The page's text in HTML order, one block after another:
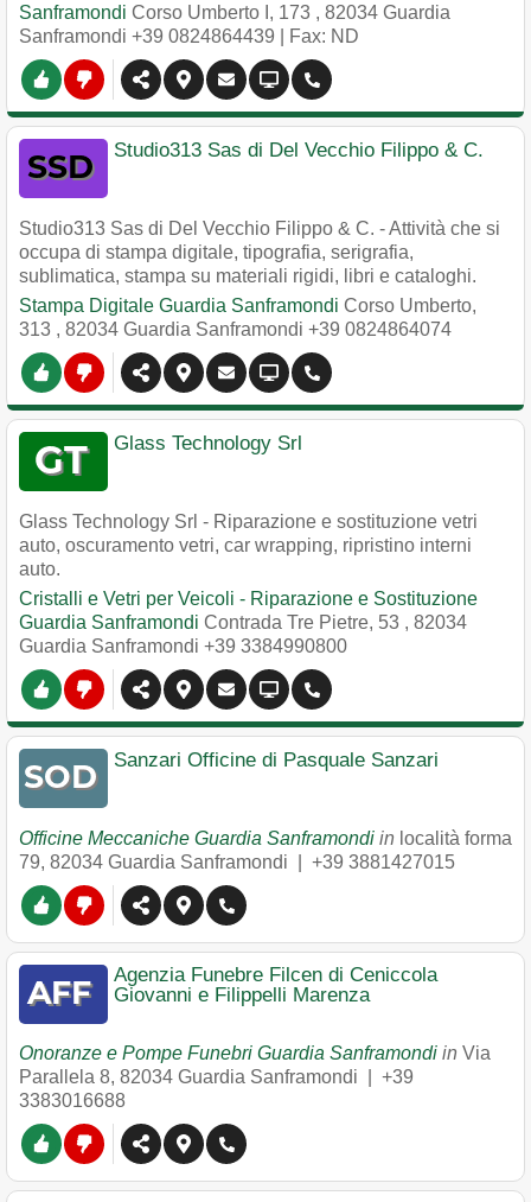
Sanframondi Corso Umberto I, 173 , 82034 Guardia
Sanframondi +39 0824864439 | Fax: ND
Studio313 Sas di Del Vecchio Filippo & C.
Studio313 Sas di Del Vecchio Filippo & C. - Attività che si
occupa di stampa digitale, tipografia, serigrafia,
sublimatica, stampa su materiali rigidi, libri e cataloghi.
Stampa Digitale Guardia Sanframondi Corso Umberto,
313 , 82034 Guardia Sanframondi +39 0824864074
Glass Technology Srl
Glass Technology Srl - Riparazione e sostituzione vetri
auto, oscuramento vetri, car wrapping, ripristino interni
auto.
Cristalli e Vetri per Veicoli - Riparazione e Sostituzione
Guardia Sanframondi Contrada Tre Pietre, 53 , 82034
Guardia Sanframondi +39 3384990800
Sanzari Officine di Pasquale Sanzari
Officine Meccaniche Guardia Sanframondi in località forma
79, 82034 Guardia Sanframondi +39 3881427015
Agenzia Funebre Filcen di Ceniccola
Giovanni e Filippelli Marenza
Onoranze e Pompe Funebri Guardia Sanframondi in Via
Parallela 8, 82034 Guardia Sanframondi
+39
3383016688